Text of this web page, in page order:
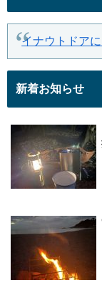
イナウトドア
新着お知らせ